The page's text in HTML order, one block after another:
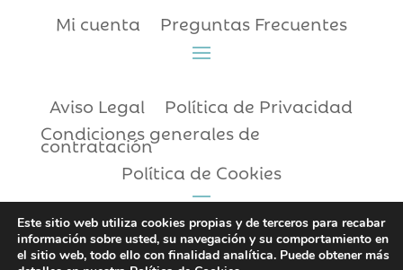
Mi cuenta Preguntas Frecuentes
Aviso Legal
Política de Privacidad
Condiciones generales de
contratación
Política de Cookies
Copyright © 2021 | Farmacia México
Este sitio web utiliza cookies propias y de terceros para recabar
información sobre usted, su navegación y su comportamiento en
el sitio web, todo ello con finalidad analítica. Puede obtener más